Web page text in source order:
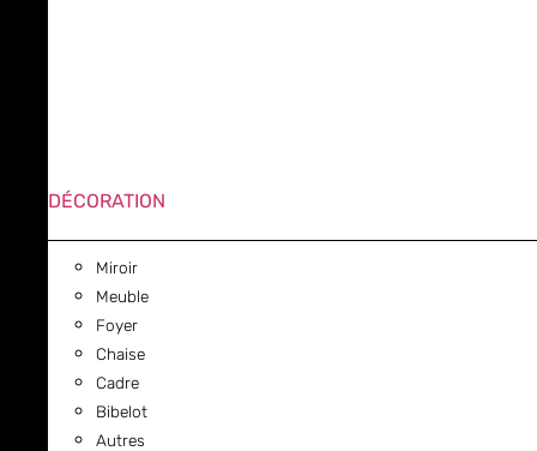
DÉCORATION
Miroir
Meuble
Foyer
Chaise
Cadre
Bibelot
Autres